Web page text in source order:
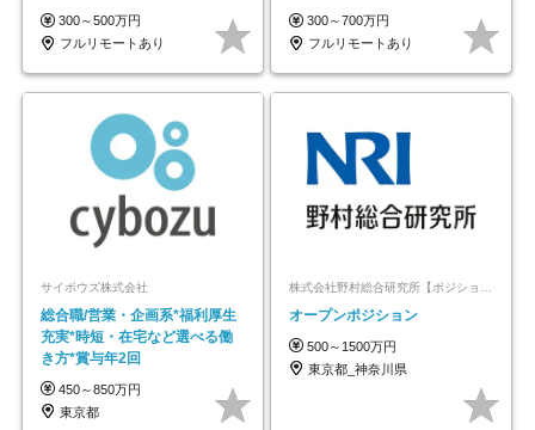
◆5年目まで必ず昇給
300～500万円
フルリモートあり
#最大1年の研修
300～700万円
フルリモートあり
サイボウズ株式会社
総合職/営業・企画系*福利厚生
充実*時短・在宅など選べる働
き方*賞与年2回
450～850万円
東京都
オープンポジション
500～1500万円
東京都_神奈川県